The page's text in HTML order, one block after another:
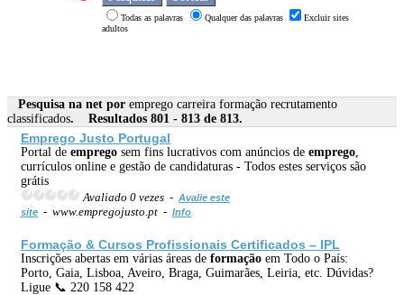
Todas as palavras Qualquer das palavras
Excluir sites
adultos
Pesquisa na net por emprego carreira formação recrutamento
classificados. Resultados 801 - 813 de 813.
Emprego Justo Portugal
Portal de emprego sem fins lucrativos com anúncios de emprego
currículos online e gestão de candidaturas - Todos estes serviços são
grátis
Avaliado 0 vezes - Avalie este
site - www.empregojusto.pt - Info
Formação & Cursos Profissionais Certificados – IPL
Inscrições abertas em várias áreas de formação em Todo o País:
Porto, Gaia, Lisboa, Aveiro, Braga, Guimarães, Leiria, etc. Dúvidas?
Ligue 📞 220 158 422